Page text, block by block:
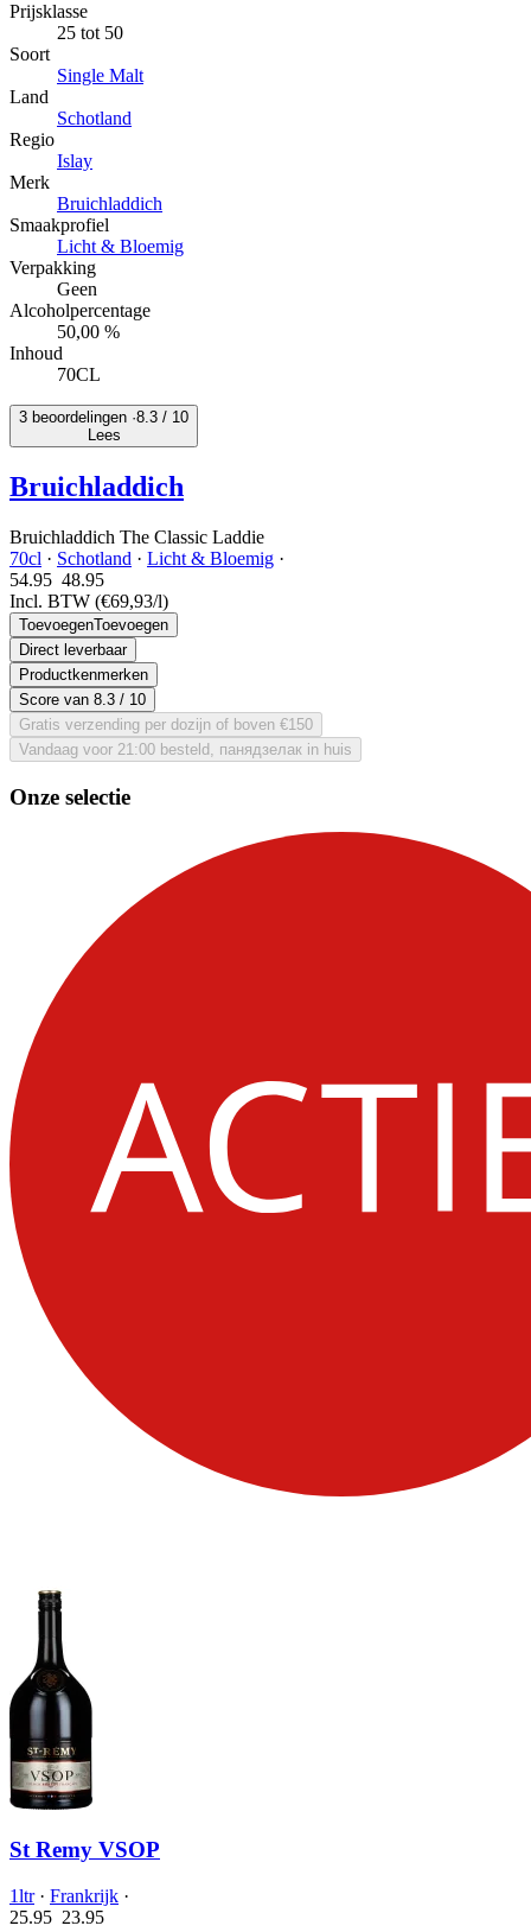
Prijsklasse
25 tot 50
Soort
Single Malt
Land
Schotland
Regio
Islay
Merk
Bruichladdich
Smaakprofiel
Licht & Bloemig
Verpakking
Geen
Alcoholpercentage
50,00 %
Inhoud
70CL
3 beoordelingen ·8.3 / 10
Lees
Bruichladdich
Bruichladdich The Classic Laddie
70cl · Schotland · Licht & Bloemig ·
54.95 48.95
Incl. BTW (€69,93/l)
ToevoegenToevoegen
Direct leverbaar
Productkenmerken
Score van 8.3 / 10
Gratis verzending per dozijn of boven €150
Vandaag voor 21:00 besteld, панядзелак in huis
Onze selectie
St Remy VSOP
1ltr· Frankrijk ·
25.95 23.95